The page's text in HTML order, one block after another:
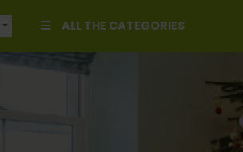
ALL THE CATEGORIES